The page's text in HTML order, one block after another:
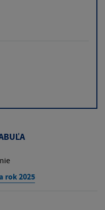
rok 2025